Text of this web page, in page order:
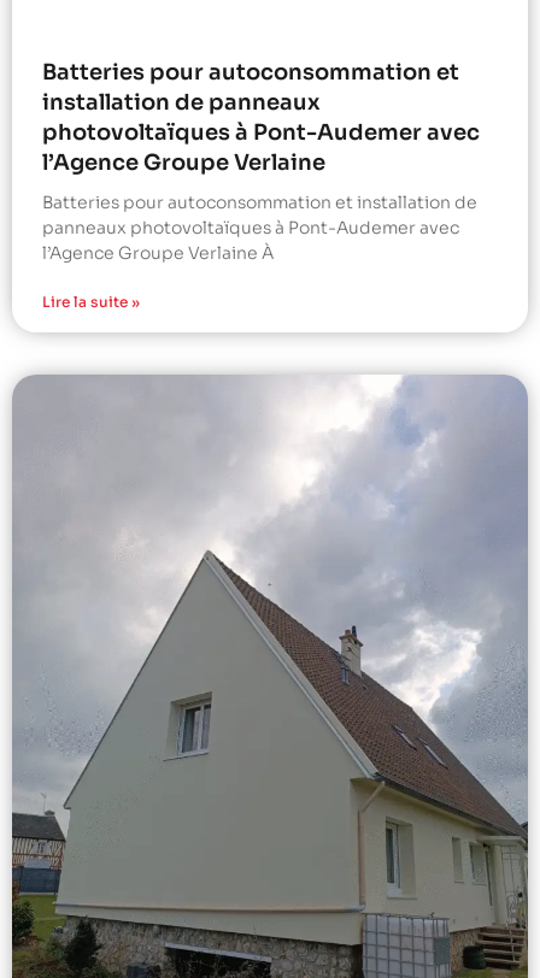
Batteries pour autoconsommation et
installation de panneaux
photovoltaïques à Pont-Audemer avec
l’Agence Groupe Verlaine
Batteries pour autoconsommation et installation de
panneaux photovoltaïques à Pont-Audemer avec
l’Agence Groupe Verlaine À
Lire la suite »